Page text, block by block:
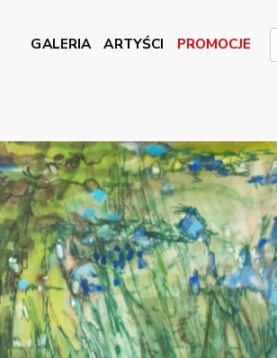
GALERIA ARTYŚCI PROMOCJE